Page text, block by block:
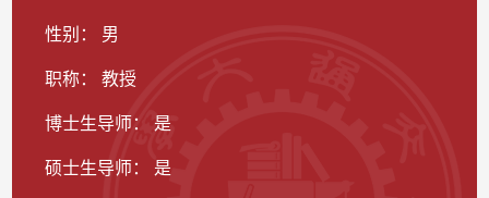
性别： 男
职称： 教授
博士生导师： 是
硕士生导师： 是